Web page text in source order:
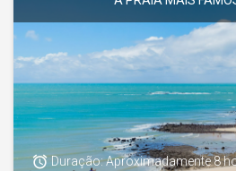
access_alarmDuração: Aproximadamente 8